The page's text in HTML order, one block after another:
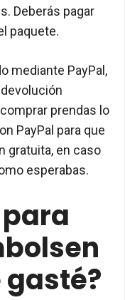
Deberás pagar
paquete.
mediante PayPal,
prendas lo
PayPal para que
gratuita, en caso
esperabas.